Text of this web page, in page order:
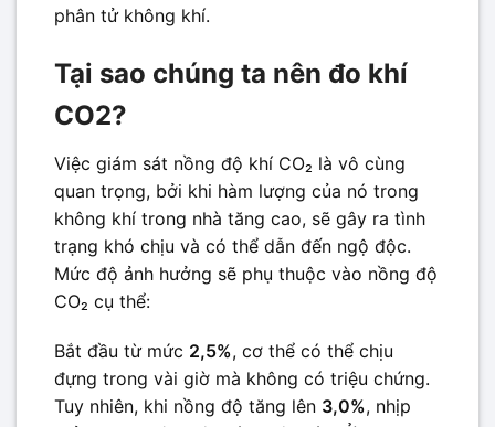
phân tử không khí.
Tại sao chúng ta nên đo khí
CO2?
Việc giám sát nồng độ khí CO₂ là vô cùng
quan trọng, bởi khi hàm lượng của nó trong
không khí trong nhà tăng cao, sẽ gây ra tình
trạng khó chịu và có thể dẫn đến ngộ độc.
Mức độ ảnh hưởng sẽ phụ thuộc vào nồng độ
CO₂ cụ thể:
Bắt đầu từ mức 2,5%, cơ thể có thể chịu
đựng trong vài giờ mà không có triệu chứng.
Tuy nhiên, khi nồng độ tăng lên 3,0%, nhịp